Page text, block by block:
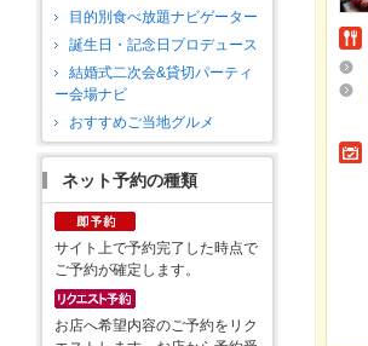
目的別食べ放題ナビゲーター
誕生日・記念日プロデュース
結婚式二次会&貸切パーティ
ー会場ナビ
おすすめご当地グルメ
ネット予約の種類
サイト上で予約完了した時点で
ご予約が確定します。
お店へ希望内容のご予約をリク